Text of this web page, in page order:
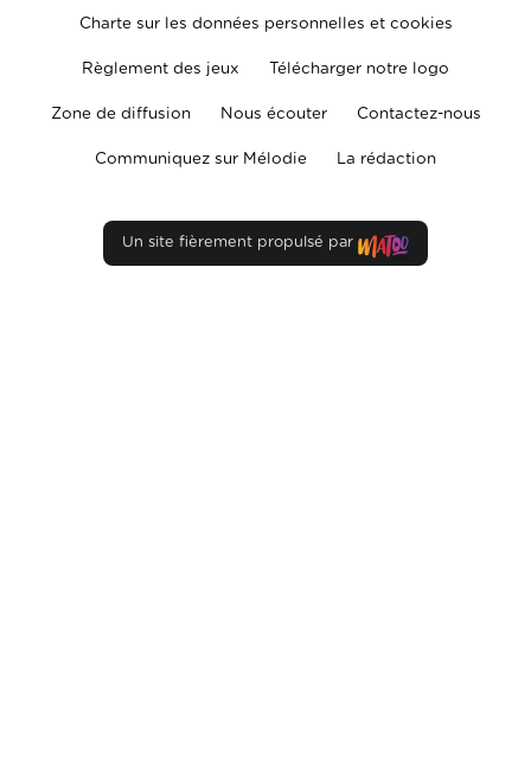
Charte sur les données personnelles et cookies
Règlement des jeux Télécharger notre logo
Zone de diffusion Nous écouter Contactez-nous
Communiquez sur Mélodie La rédaction
Un site fièrement propulsé par